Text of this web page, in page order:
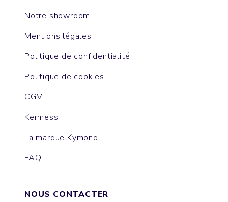
Notre showroom
Mentions légales
Politique de confidentialité
Politique de cookies
CGV
Kermess
La marque Kymono
FAQ
NOUS CONTACTER